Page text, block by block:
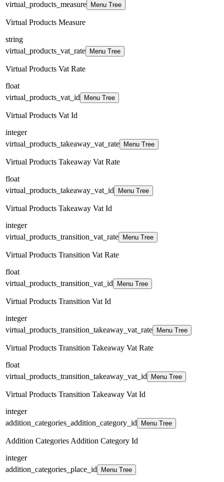
virtual_products_measure Menu Tree
Virtual Products Measure
string
virtual_products_vat_rate
Menu Tree
Virtual Products Vat Rate
float
virtual_products_vat_id
Menu Tree
Virtual Products Vat Id
integer
virtual_products_takeaway_vat_rate
Menu Tree
Virtual Products Takeaway Vat Rate
float
virtual_products_takeaway_vat_id
Menu Tree
Virtual Products Takeaway Vat Id
integer
virtual_products_transition_vat_rate
Menu Tree
Virtual Products Transition Vat Rate
float
virtual_products_transition_vat_id
Menu Tree
Virtual Products Transition Vat Id
integer
virtual_products_transition_takeaway_vat_rate
Menu Tree
Virtual Products Transition Takeaway Vat Rate
float
virtual_products_transition_takeaway_vat_id
Menu Tree
Virtual Products Transition Takeaway Vat Id
integer
addition_categories_addition_category_id
Menu Tree
Addition Categories Addition Category Id
integer
addition_categories_place_id
Menu Tree